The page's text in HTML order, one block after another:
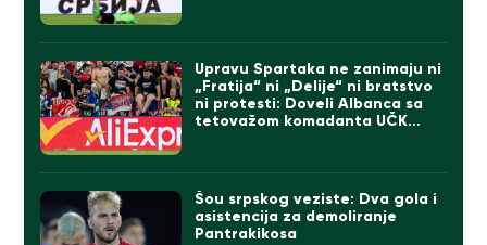
Upravu Spartaka ne zanimaju ni
„Fratija“ ni „Delije“ ni bratstvo
ni protesti: Doveli Albanca sa
tetovažom komadanta UČK
Šou srpskog veziste: Dva gola i
asistencija za demoliranje
Pantrakikosa